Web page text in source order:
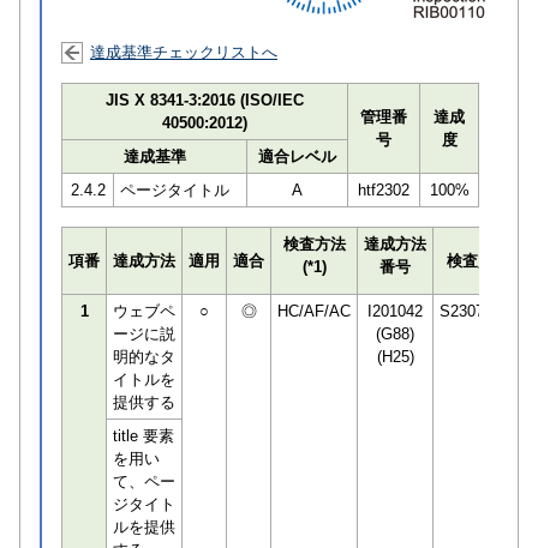
達成基準チェックリストへ
JIS X 8341-3:2016 (ISO/IEC
40500:2012)
管理番
号
達成
度
達成基準
適合レベル
2.4.2
ページタイトル A htf2302 100%
項番 達成方法 適用 適合
検査方法
(*1)
達成方法
番号
検査員
1
ウェブペ
ージに説
明的なタ
イトルを
提供する
○ ◎ HC/AF/AC
I201042
(G88)
(H25)
S230783
title 要素
を用い
て、ペー
ジタイト
ルを提供